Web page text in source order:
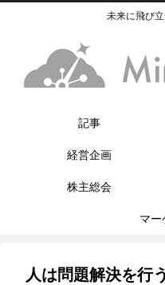
未来に飛び
記事
経営企画
株主総会
マー
人は問題解決を行